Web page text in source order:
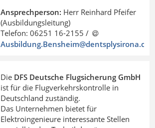
Ansprechperson: Herr Reinhard Pfeifer
(Ausbildungsleitung)
Telefon: 06251 16-2155 /
Ausbildung.Bensheim@dentsplysirona.
Die DFS Deutsche Flugsicherung GmbH
ist für die Flugverkehrskontrolle in
Deutschland zuständig.
Das Unternehmen bietet für
Elektroingenieure interessante Stellen